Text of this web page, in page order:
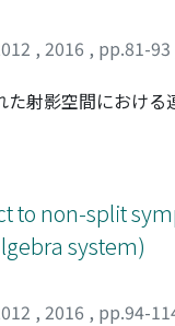
, 2016 , pp.81-93
射影空間における
に実現するための
い数学の開拓と進
された著者の修士
to non-split
system)
, 2016 , pp.94-